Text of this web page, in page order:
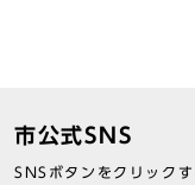
市公式SNS
SNSボタンをクリック